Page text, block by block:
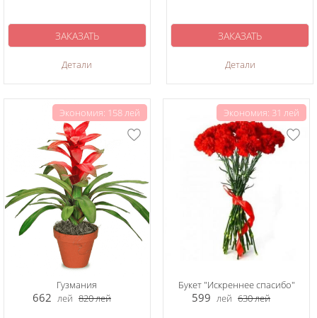
Детали
ЗАКАЗАТЬ
Детали
ЗАКАЗАТЬ
Экономия: 158 лей
Гузмания
662 лей 820лей
Экономия: 31 лей
Букет "Искреннее спасибо"
599 лей 630лей